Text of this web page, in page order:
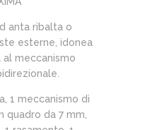
anta ribalta o
esterne, idonea
meccanismo
1 meccanismo di
quadro da 7 mm,